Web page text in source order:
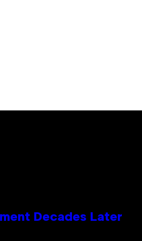
Decades Later